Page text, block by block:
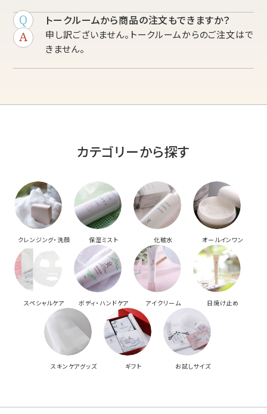
トークルームから商品の注文もできますか？
申し訳ございません。トークルームからのご注文はで
きません。
カテゴリーから探す
クレンジング・洗顔 保湿ミスト 化粧水 オールインワン
スペシャルケア ボディ・ハンドケア アイクリーム 日焼け止め
スキンケアグッズ ギフト お試しサイズ